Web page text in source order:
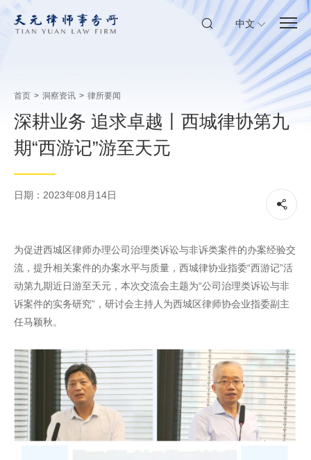
中文
首页 > 洞察资讯 > 律所要闻
深耕业务 追求卓越丨西城律协第九
期“西游记”游至天元
日期：2023年08月14日
为促进西城区律师办理公司治理类诉讼与非诉类案件的办案经验交
流，提升相关案件的办案水平与质量，西城律协业指委“西游记”活
动第九期近日游至天元，本次交流会主题为“公司治理类诉讼与非
诉案件的实务研究”，研讨会主持人为西城区律师协会业指委副主
任马颖秋。